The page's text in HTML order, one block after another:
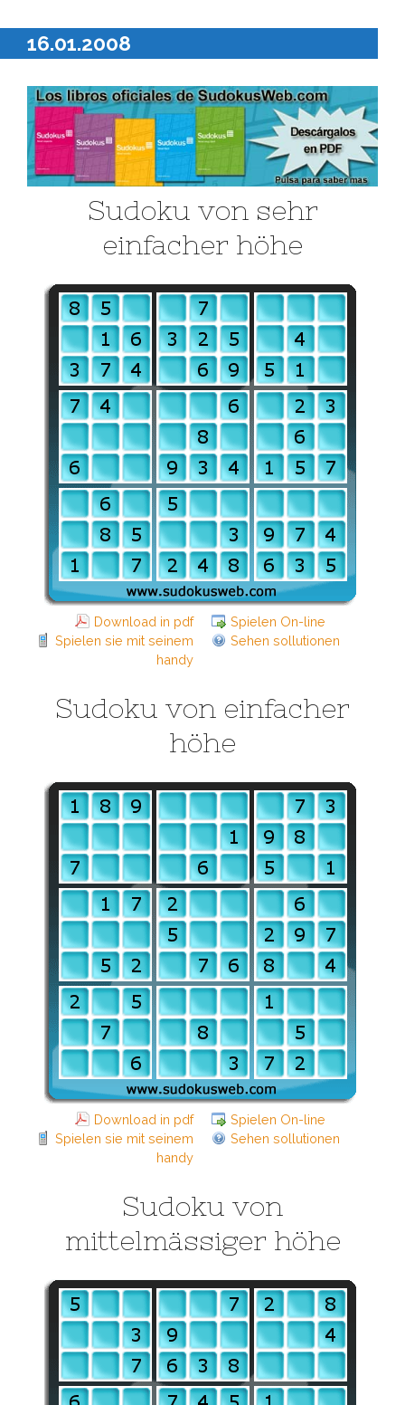
16.01.2008
Sudoku von sehr
einfacher höhe
Download in pdf
Spielen On-line
Spielen sie mit seinem
handy
Sehen sollutionen
Sudoku von einfacher
höhe
Download in pdf
Spielen On-line
Spielen sie mit seinem
handy
Sehen sollutionen
Sudoku von
mittelmässiger höhe